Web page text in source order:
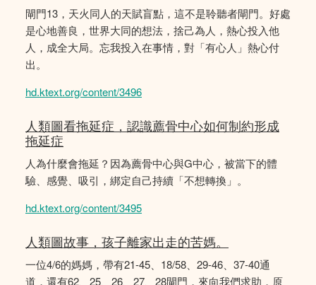
閘門13，天火同人的天賦盲點，這不是聆聽者閘門。好處
是心地善良，世界大同的想法，捨己為人，熱心投入他
人，成全大局。忘我投入在事情，對「有心人」熱心付
出。
hd.ktext.org/content/3496
人類圖看拖延症，認識薦骨中心如何制約形成
拖延症
人為什麼會拖延？因為薦骨中心與G中心，被當下的體
驗、感覺、吸引，綁定自己持續「不想轉換」。
hd.ktext.org/content/3495
人類圖故事，孩子離家出走的苦媽。
一位4/6的媽媽，帶有21-45、18/58、29-46、37-40通
道，還有62、25、26、27、28閘門，來向我們求助，原